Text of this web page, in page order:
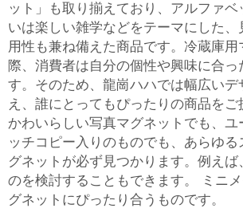
ット」も取り揃えており、アルファベ
いは楽しい雑学などをテーマにした、
用性も兼ね備えた商品です。冷蔵庫用
際、消費者は自分の個性や興味に合っ
す。そのため、龍崗ハハでは幅広いデ
え、誰にとってもぴったりの商品をご
かわいらしい写真マグネットでも、ユ
ッチコピー入りのものでも、あらゆ
グネットが必ず見つかります。例えば
のを検討することもできます。
ミニ
グネットにぴったり合うものです。